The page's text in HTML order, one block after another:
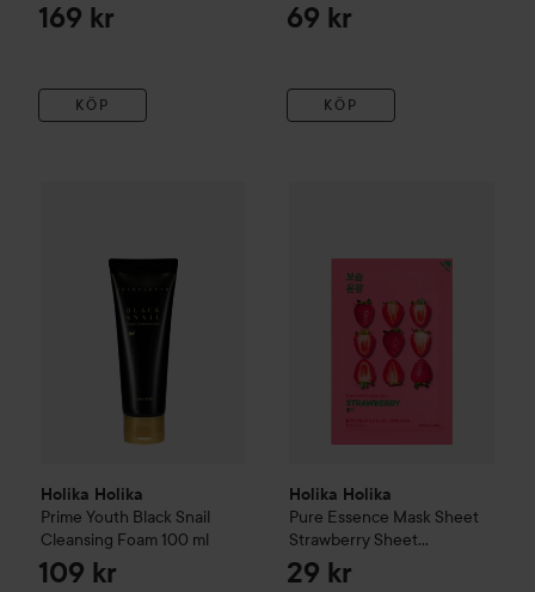
169 kr
KÖP
69 kr
KÖP
Holika Holika
Prime Youth Black Snail
Cleansing Foam 100 ml
109 kr
Holika Holika
Pure Essence Mask Sheet
Strawberry Sheet
Strawberry
29 kr